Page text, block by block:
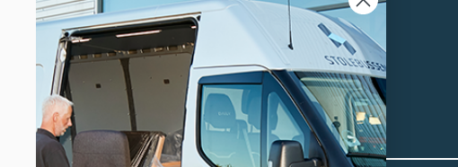
Anyday
Showrooms
Showroom i Glostrup
Showroom i Odense
Showroom i Kolding
Nyheder